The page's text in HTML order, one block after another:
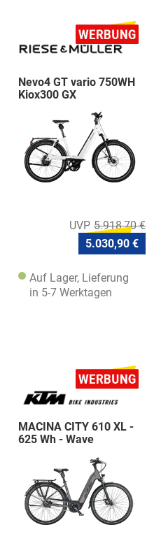
Nevo4 GT vario 750WH
Kiox300 GX
5.918,70 €
5.030,90 €
Auf Lager, Lieferung
in 5-7 Werktagen
MACINA CITY 610 XL -
625 Wh - Wave